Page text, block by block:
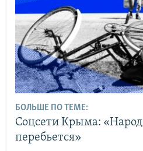
БОЛЬШЕ ПО ТЕМЕ:
Соцсети Крыма: «Народ
перебьется»